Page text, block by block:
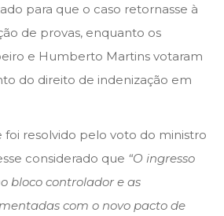
para que o caso retornasse à
de provas, enquanto os
e Humberto Martins votaram
do direito de indenização em
foi resolvido pelo voto do ministro
considerado que “O ingresso
bloco controlador e as
com o novo pacto de